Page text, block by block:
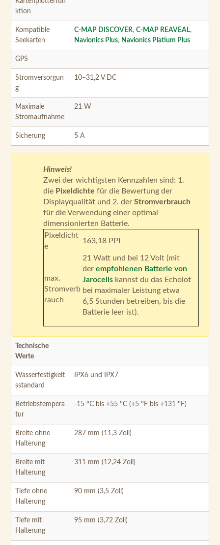
ktion
Kompatible
Seekarten
C-MAP DISCOVER, C-MAP REAVEAL,
Navionics Plus, Navionics Platium Plus
GPS
Stromversorgun
g
10–31,2 V DC
Maximale
Stromaufnahme
21 W
Sicherung 5 A
Hinweis!
Zwei der wichtigsten Kennzahlen sind: 1.
die Pixeldichte für die Bewertung der
Displayqualität und 2. der Stromverbrauch
für die Verwendung einer optimal
dimensionierten Batterie.
Pixeldicht
e
163,18 PPI
max.
Stromverb
rauch
21 Watt und bei 12 Volt (mit
der empfohlenen Batterie von
Jarocells kannst du das Echolot
bei maximaler Leistung etwa
6,5 Stunden betreiben, bis die
Batterie leer ist).
Technische
Werte
Wasserfestigkeit
sstandard
IPX6 und IPX7
Betriebstempera
tur
-15 °C bis +55 °C (+5 °F bis +131 °F)
Breite ohne
Halterung
287 mm (11,3 Zoll)
Breite mit
Halterung
311 mm (12,24 Zoll)
Tiefe ohne
Halterung
90 mm (3,5 Zoll)
Tiefe mit
Halterung
95 mm (3,72 Zoll)